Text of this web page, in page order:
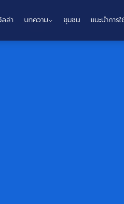
ล่า บทความ ชุมชน แนะนำการ
Home